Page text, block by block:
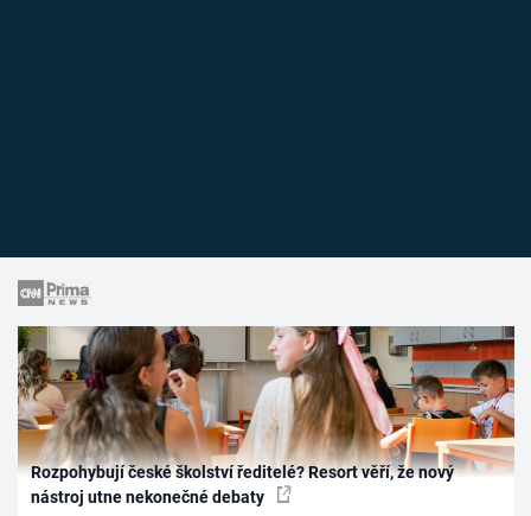
Rozpohybují české školství ředitelé? Resort věří, že nový
nástroj utne nekonečné debaty